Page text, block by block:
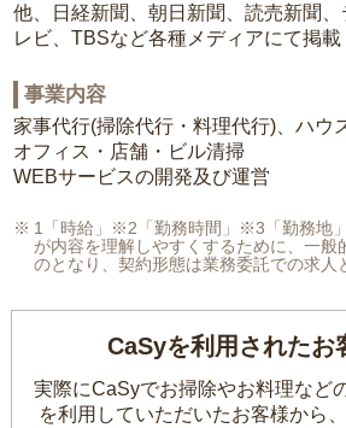
他、日経新聞、朝日新聞、読売新聞
レビ、TBSなど各種メディアにて掲載
事業内容
家事代行(掃除代行・料理代行)、ハウ
オフィス・店舗・ビル清掃
WEBサービスの開発及び運営
1「時給」※2「勤務時間」※3「勤務地
が内容を理解しやすくするために、一般
のとなり、契約形態は業務委託での求人
CaSyを利用されたお
実際にCaSyでお掃除やお料理など
を利用していただいたお客様から、